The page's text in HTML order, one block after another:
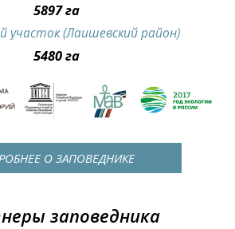
5897 га
участок (Лаишевский район)
5480 га
О ЗАПОВЕДНИКЕ
заповедника